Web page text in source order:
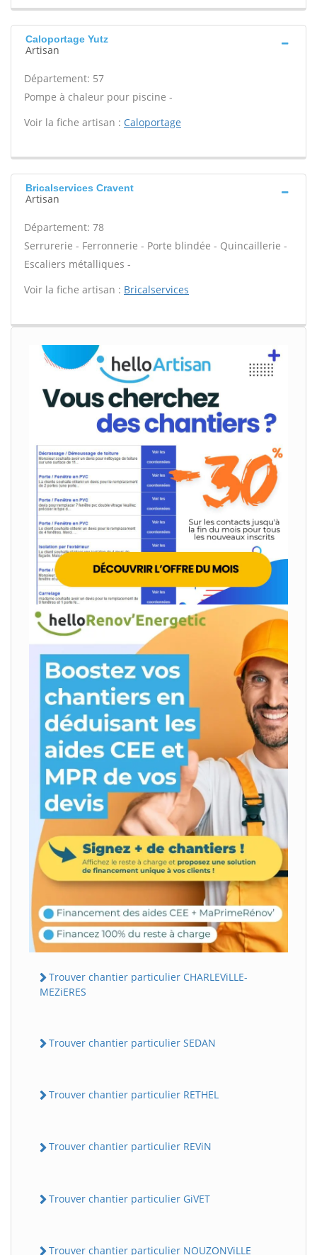
Caloportage Yutz
Artisan
Département: 57
Pompe à chaleur pour piscine -
Voir la fiche artisan : Caloportage
Bricalservices Cravent
Artisan
Département: 78
Serrurerie - Ferronnerie - Porte blindée - Quincaillerie -
Escaliers métalliques -
Voir la fiche artisan : Bricalservices
Trouver chantier particulier CHARLEViLLE-
MEZiERES
Trouver chantier particulier SEDAN
Trouver chantier particulier RETHEL
Trouver chantier particulier REViN
Trouver chantier particulier GiVET
Trouver chantier particulier NOUZONViLLE